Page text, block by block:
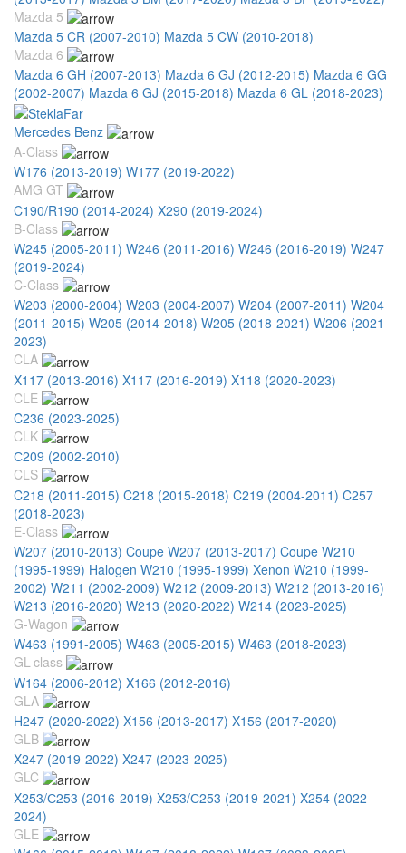
Mazda 5
Mazda 5 CR (2007-2010) Mazda 5 CW (2010-2018)
Mazda 6
Mazda 6 GH (2007-2013) Mazda 6 GJ (2012-2015) Mazda 6 GG
(2002-2007) Mazda 6 GJ (2015-2018) Mazda 6 GL (2018-2023)
Mercedes Benz
A-Class
W176 (2013-2019) W177 (2019-2022)
AMG GT
C190/R190 (2014-2024) X290 (2019-2024)
B-Class
W245 (2005-2011) W246 (2011-2016) W246 (2016-2019) W247
(2019-2024)
C-Class
W203 (2000-2004) W203 (2004-2007) W204 (2007-2011) W204
(2011-2015) W205 (2014-2018) W205 (2018-2021) W206 (2021-
2023)
CLA
X117 (2013-2016) X117 (2016-2019) X118 (2020-2023)
CLE
C236 (2023-2025)
CLK
С209 (2002-2010)
CLS
C218 (2011-2015) C218 (2015-2018) C219 (2004-2011) C257
(2018-2023)
E-Class
W207 (2010-2013) Coupe W207 (2013-2017) Coupe W210
(1995-1999) Halogen W210 (1995-1999) Xenon W210 (1999-
2002) W211 (2002-2009) W212 (2009-2013) W212 (2013-2016)
W213 (2016-2020) W213 (2020-2022) W214 (2023-2025)
G-Wagon
W463 (1991-2005) W463 (2005-2015) W463 (2018-2023)
GL-class
W164 (2006-2012) X166 (2012-2016)
GLA
H247 (2020-2022) X156 (2013-2017) X156 (2017-2020)
GLB
X247 (2019-2022) X247 (2023-2025)
GLC
X253/С253 (2016-2019) X253/С253 (2019-2021) X254 (2022-
2024)
GLE